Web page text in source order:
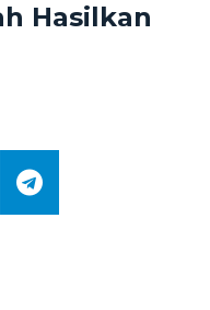
Hasilkan